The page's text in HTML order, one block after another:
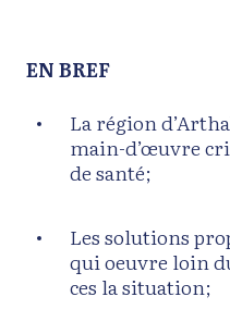
EN BREF
La région
main-d’œuvre
de santé;
Les solutions
qui oeuvre loin
ces la situation;